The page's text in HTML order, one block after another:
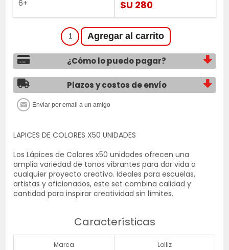
6+ $U 280
¿Cómo lo puedo pagar?
Plazos y costos de envío
LAPICES DE COLORES X50 UNIDADES
Los Lápices de Colores x50 unidades ofrecen una
amplia variedad de tonos vibrantes para dar vida a
cualquier proyecto creativo. Ideales para escuelas,
artistas y aficionados, este set combina calidad y
cantidad para inspirar creatividad sin límites.
Características
Marca Lolliz